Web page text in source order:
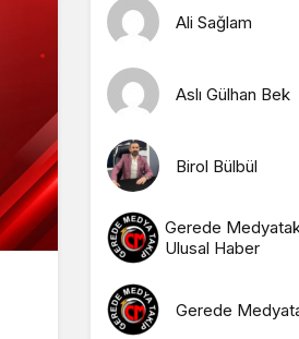
Ali Sağlam
Aslı Gülhan Bek
Birol Bülbül
Gerede
Ulusal Haber
Gerede